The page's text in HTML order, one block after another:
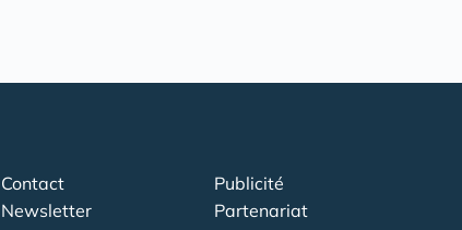
Contact
Newsletter
Publicité
Partenariat